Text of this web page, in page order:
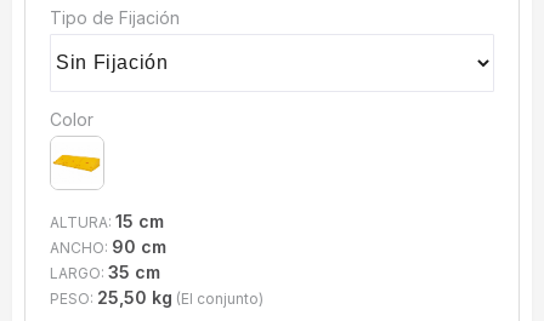
Tipo de Fijación
Color
ALTURA: 15 cm
ANCHO: 90 cm
LARGO: 35 cm
PESO: 25,50 kg (El conjunto)